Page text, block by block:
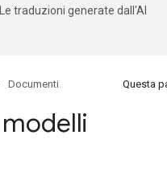
traduzioni generate dall'AI
Documenti Questa